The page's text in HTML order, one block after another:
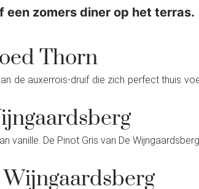
zomers diner op het terras.
Thorn
de auxerrois-druif die zich perfect thuis
vanille. De Pinot Gris van De